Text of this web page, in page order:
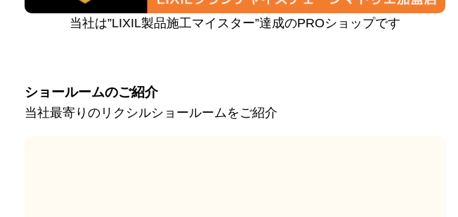
当社は”LIXIL製品施工マイスター”達成のPROショップです
ショールームのご紹介
当社最寄りのリクシルショールームをご紹介